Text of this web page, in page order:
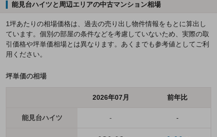
能見台ハイツと周辺エリアの中古マンション相場
1坪あたりの相場価格は、過去の売り出し物件情報をもとに算出し
ています。個別の部屋の条件などを考慮していないため、実際の取
引価格や坪単価相場とは異なります。あくまでも参考値としてご利
用ください。
坪単価の相場
2026年07月 前年比
能見台ハイツ - -